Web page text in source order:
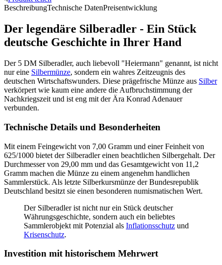
BeschreibungTechnische DatenPreisentwicklung
Der legendäre Silberadler - Ein Stück
deutsche Geschichte in Ihrer Hand
Der 5 DM Silberadler, auch liebevoll "Heiermann" genannt, ist nicht
nur eine Silbermünze, sondern ein wahres Zeitzeugnis des
deutschen Wirtschaftswunders. Diese prägefrische Münze aus Silber
verkörpert wie kaum eine andere die Aufbruchstimmung der
Nachkriegszeit und ist eng mit der Ära Konrad Adenauer
verbunden.
Technische Details und Besonderheiten
Mit einem Feingewicht von 7,00 Gramm und einer Feinheit von
625/1000 bietet der Silberadler einen beachtlichen Silbergehalt. Der
Durchmesser von 29,00 mm und das Gesamtgewicht von 11,2
Gramm machen die Münze zu einem angenehm handlichen
Sammlerstück. Als letzte Silberkursmünze der Bundesrepublik
Deutschland besitzt sie einen besonderen numismatischen Wert.
Der Silberadler ist nicht nur ein Stück deutscher
Währungsgeschichte, sondern auch ein beliebtes
Sammlerobjekt mit Potenzial als Inflationsschutz und
Krisenschutz.
Investition mit historischem Mehrwert